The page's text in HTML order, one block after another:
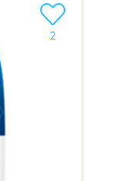
2
Ajouter le